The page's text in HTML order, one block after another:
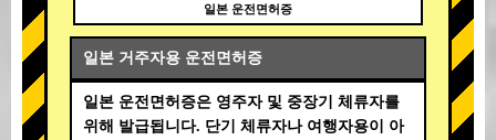
일본 운전면허증
일본 거주자용 운전면허증
일본 운전면허증은 영주자 및 중장기 체류자를
위해 발급됩니다. 단기 체류자나 여행자용이 아